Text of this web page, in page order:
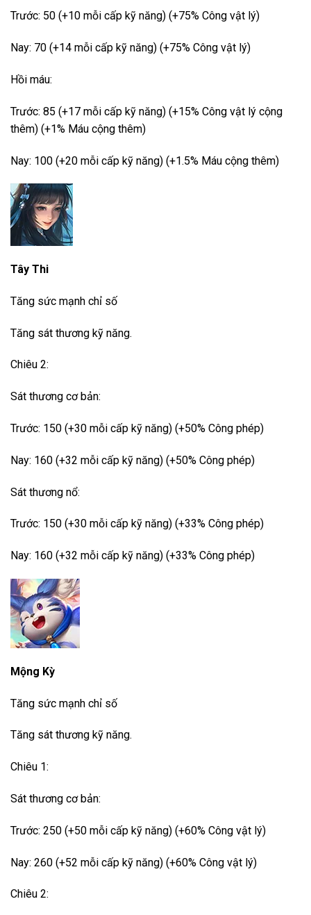
Trước: 50 (+10 mỗi cấp kỹ năng) (+75% Công vật lý)
Nay: 70 (+14 mỗi cấp kỹ năng) (+75% Công vật lý)
Hồi máu:
Trước: 85 (+17 mỗi cấp kỹ năng) (+15% Công vật lý cộng
thêm) (+1% Máu cộng thêm)
Nay: 100 (+20 mỗi cấp kỹ năng) (+1.5% Máu cộng thêm)
Tây Thi
Tăng sức mạnh chỉ số
Tăng sát thương kỹ năng.
Chiêu 2:
Sát thương cơ bản:
Trước: 150 (+30 mỗi cấp kỹ năng) (+50% Công phép)
Nay: 160 (+32 mỗi cấp kỹ năng) (+50% Công phép)
Sát thương nổ:
Trước: 150 (+30 mỗi cấp kỹ năng) (+33% Công phép)
Nay: 160 (+32 mỗi cấp kỹ năng) (+33% Công phép)
Mộng Kỳ
Tăng sức mạnh chỉ số
Tăng sát thương kỹ năng.
Chiêu 1:
Sát thương cơ bản:
Trước: 250 (+50 mỗi cấp kỹ năng) (+60% Công vật lý)
Nay: 260 (+52 mỗi cấp kỹ năng) (+60% Công vật lý)
Chiêu 2: